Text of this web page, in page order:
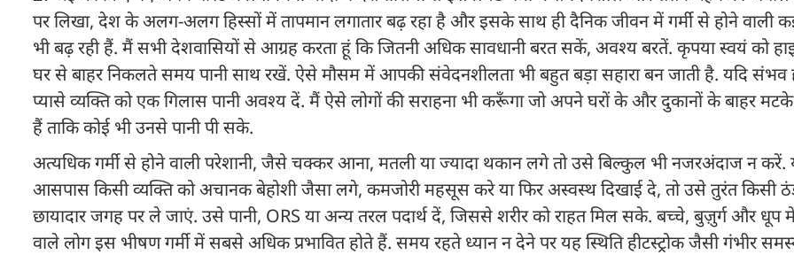
पर लिखा, देश के अलग-अलग हिस्सों में तापमान लगातार बढ़ रहा है और इसके साथ ही दैनिक जीवन में गर्मी से होने वाली
भी बढ़ रही हैं. मैं सभी देशवासियों से आग्रह करता हूं कि जितनी अधिक सावधानी बरत सकें, अवश्य बरतें. कृपया स्वयं को
घर से बाहर निकलते समय पानी साथ रखें. ऐसे मौसम में आपकी संवेदनशीलता भी बहुत बड़ा सहारा बन जाती है. यदि संभव
प्यासे व्यक्ति को एक गिलास पानी अवश्य दें. मैं ऐसे लोगों की सराहना भी करूँगा जो अपने घरों के और दुकानों के बाहर
हैं ताकि कोई भी उनसे पानी पी सके.
अत्यधिक गर्मी से होने वाली परेशानी, जैसे चक्कर आना, मतली या ज्यादा थकान लगे तो उसे बिल्कुल भी नजरअंदाज न
आसपास किसी व्यक्ति को अचानक बेहोशी जैसा लगे, कमजोरी महसूस करे या फिर अस्वस्थ दिखाई दे, तो उसे तुरंत किसी
छायादार जगह पर ले जाएं. उसे पानी, ORS या अन्य तरल पदार्थ दें, जिससे शरीर को राहत मिल सके. बच्चे, बुज़ुर्ग और धूप
वाले लोग इस भीषण गर्मी में सबसे अधिक प्रभावित होते हैं. समय रहते ध्यान न देने पर यह स्थिति हीटस्ट्रोक जैसी गंभीर